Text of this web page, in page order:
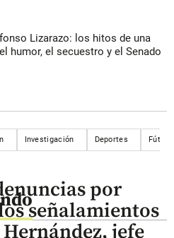
Lizarazo: los hitos de una
humor, el secuestro y el Senado
Investigación Deportes Fútbol
por
señalamientos
jefe